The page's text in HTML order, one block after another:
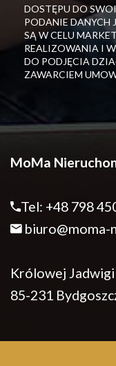
DOSTĘPU DO
PODANIE DANYCH
SĄ W CELU
REALIZOWANIA I
DO PODJĘCIA
ZAWARCIEM
MoMa
Tel: +48 798
biuro@moma-
Królowej
85-231